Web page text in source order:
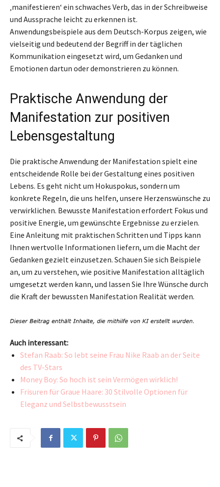
‚manifestieren‘ ein schwaches Verb, das in der Schreibweise
und Aussprache leicht zu erkennen ist.
Anwendungsbeispiele aus dem Deutsch-Korpus zeigen, wie
vielseitig und bedeutend der Begriff in der täglichen
Kommunikation eingesetzt wird, um Gedanken und
Emotionen dartun oder demonstrieren zu können.
Praktische Anwendung der
Manifestation zur positiven
Lebensgestaltung
Die praktische Anwendung der Manifestation spielt eine
entscheidende Rolle bei der Gestaltung eines positiven
Lebens. Es geht nicht um Hokuspokus, sondern um
konkrete Regeln, die uns helfen, unsere Herzenswünsche zu
verwirklichen. Bewusste Manifestation erfordert Fokus und
positive Energie, um gewünschte Ergebnisse zu erzielen.
Eine Anleitung mit praktischen Schritten und Tipps kann
Ihnen wertvolle Informationen liefern, um die Macht der
Gedanken gezielt einzusetzen. Schauen Sie sich Beispiele
an, um zu verstehen, wie positive Manifestation alltäglich
umgesetzt werden kann, und lassen Sie Ihre Wünsche durch
die Kraft der bewussten Manifestation Realität werden.
Auch interessant:
Stefan Raab: So lebt seine Frau Nike Raab an der Seite
des TV-Stars
Money Boy: So hoch ist sein Vermögen wirklich!
Frisuren für Graue Haare: 30 Stilvolle Optionen für
Eleganz und Selbstbewusstsein